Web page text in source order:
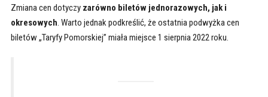
Zmiana cen dotyczy zarówno biletów jednorazowych, jak i
okresowych. Warto jednak podkreślić, że ostatnia podwyżka cen
biletów „Taryfy Pomorskiej” miała miejsce 1 sierpnia 2022 roku.